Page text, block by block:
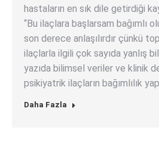
hastaların en sık dile getirdiği
“Bu ilaçlara başlarsam bağımlı
son derece anlaşılırdır çünkü
ilaçlarla ilgili çok sayıda yanlış
yazıda bilimsel veriler ve klinik
psikiyatrik ilaçların bağımlılık
Daha Fazla